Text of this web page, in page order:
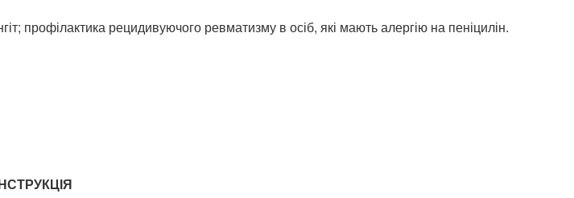
профілактика рецидивуючого ревматизму в осіб, які мають алергію на пеніцилін.